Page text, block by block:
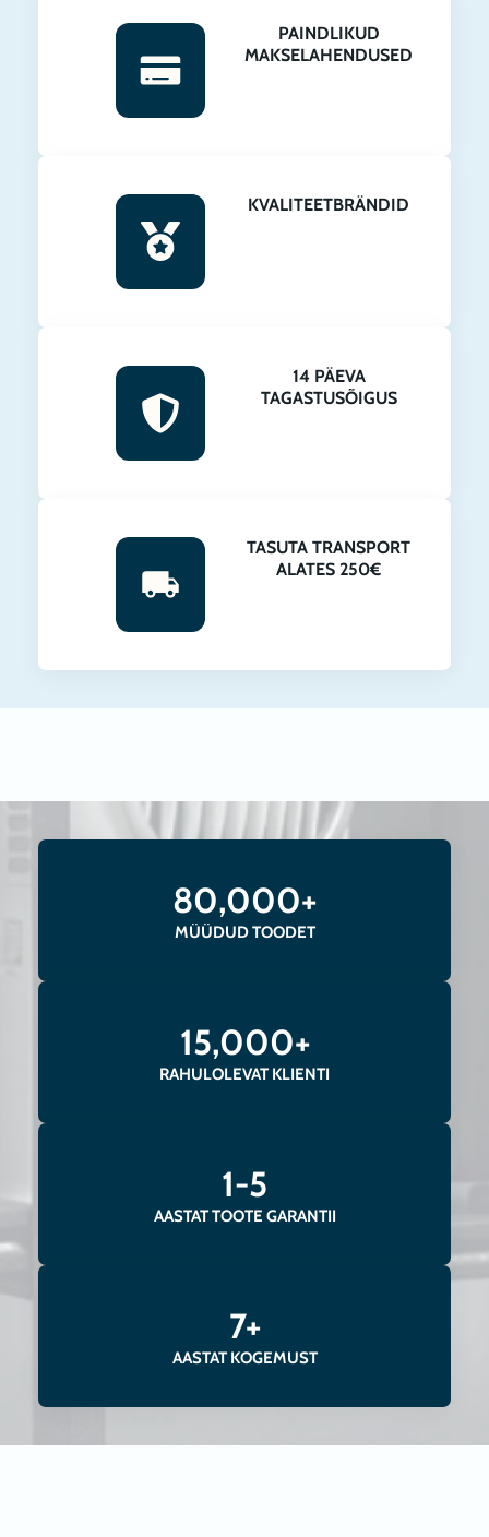
Esinduskauplus on avatud E-R 09.00-17.00
KONTAKT
PAINDLIKUD
MAKSELAHENDUSED
KVALITEETBRÄNDID
14 PÄEVA
TAGASTUSÕIGUS
TASUTA TRANSPORT
ALATES 250€
80,000+
MÜÜDUD TOODET
15,000+
RAHULOLEVAT KLIENTI
1-5
AASTAT TOOTE GARANTII
7+
AASTAT KOGEMUST